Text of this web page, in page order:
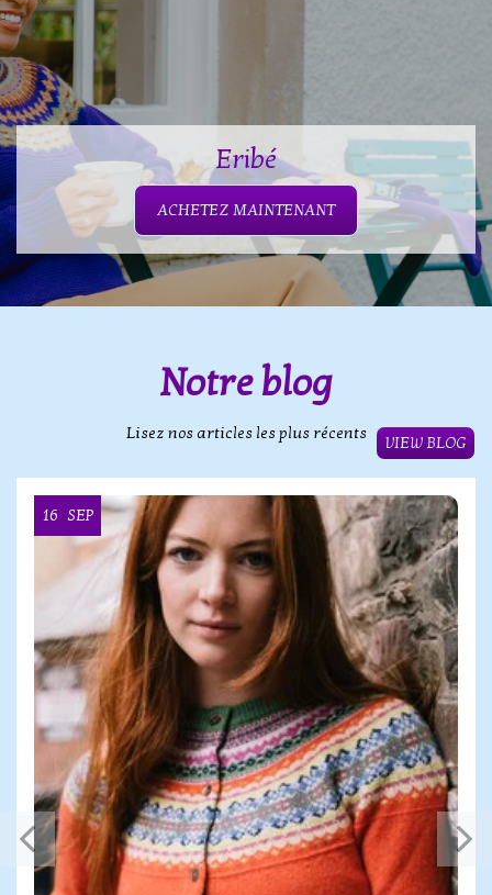
Eribé
ACHETEZ MAINTENANT
Notre blog
Lisez nos articles les plus récents
VIEW BLOG
16 SEP